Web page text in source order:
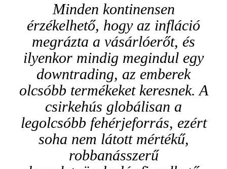
Minden kontinensen
érzékelhető, hogy az infláció
megrázta a vásárlóerőt, és
ilyenkor mindig megindul egy
downtrading, az emberek
olcsóbb termékeket keresnek. A
csirkehús globálisan a
legolcsóbb fehérjeforrás, ezért
soha nem látott mértékű,
robbanásszerű